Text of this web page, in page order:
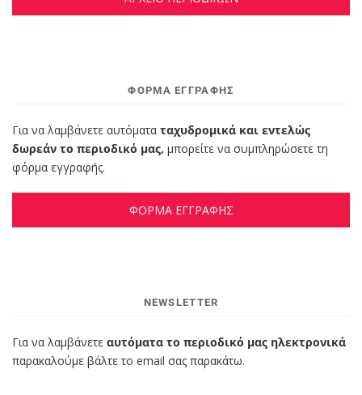
ΦΌΡΜΑ ΕΓΓΡΑΦΉΣ
Για να λαμβάνετε αυτόματα ταχυδρομικά και εντελώς
δωρεάν το περιοδικό μας, μπορείτε να συμπληρώσετε τη
φόρμα εγγραφής.
ΦΟΡΜΑ ΕΓΓΡΑΦΗΣ
NEWSLETTER
Για να λαμβάνετε αυτόματα το περιοδικό μας ηλεκτρονικά
παρακαλούμε βάλτε το email σας παρακάτω.